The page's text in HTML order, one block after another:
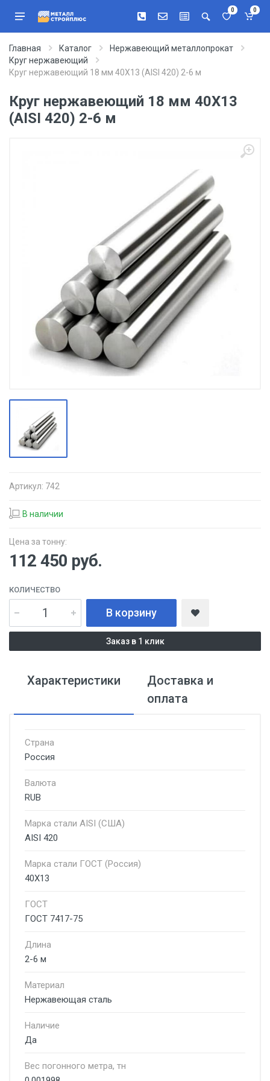
0 0
Главная Каталог
Нержавеющий металлопрокат
Круг нержавеющий
Круг нержавеющий 18 мм 40Х13 (AISI 420) 2-6 м
Круг нержавеющий 18 мм 40Х13
(AISI 420) 2-6 м
Артикул: 742
В наличии
Цена за тонну:
112 450 руб.
КОЛИЧЕСТВО
В корзину
Заказ в 1 клик
Характеристики
Доставка и
оплата
Страна
Россия
Валюта
RUB
Марка стали AISI (США)
AISI 420
Марка стали ГОСТ (Россия)
40Х13
ГОСТ
ГОСТ 7417-75
Длина
2-6 м
Материал
Нержавеющая сталь
Наличие
Да
Вес погонного метра, тн